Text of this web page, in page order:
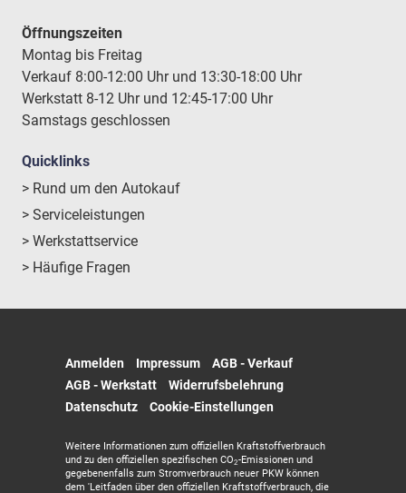
Öffnungszeiten
Montag bis Freitag
Verkauf 8:00-12:00 Uhr und 13:30-18:00 Uhr
Werkstatt 8-12 Uhr und 12:45-17:00 Uhr
Samstags geschlossen
Quicklinks
> Rund um den Autokauf
> Serviceleistungen
> Werkstattservice
> Häufige Fragen
Anmelden Impressum
AGB - Verkauf
AGB - Werkstatt
Widerrufsbelehrung
Datenschutz
Cookie-Einstellungen
Weitere Informationen zum offiziellen Kraftstoffverbrauch
und zu den offiziellen spezifischen CO2-Emissionen und
gegebenenfalls zum Stromverbrauch neuer PKW können
dem 'Leitfaden über den offiziellen Kraftstoffverbrauch, die